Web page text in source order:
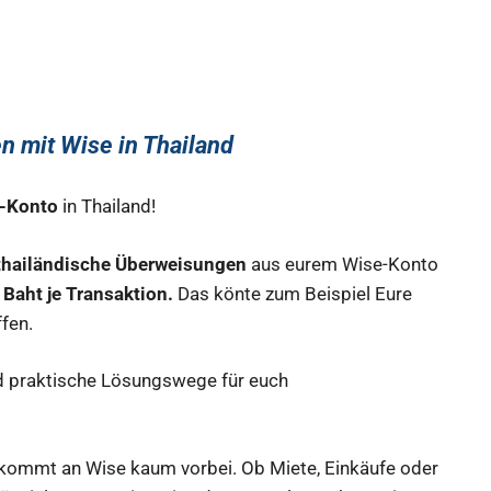
mit Wise in Thailand
Konto in Thailand!
Überweisungen aus eurem Wise-Konto
je Transaktion. Das könte zum Beispiel Eure
praktische Lösungswege für euch
an Wise kaum vorbei. Ob Miete, Einkäufe oder